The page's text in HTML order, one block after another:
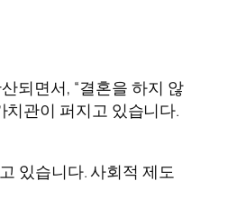
되면서, “결혼을 하지 않
치관이 퍼지고 있습니다.
있습니다. 사회적 제도